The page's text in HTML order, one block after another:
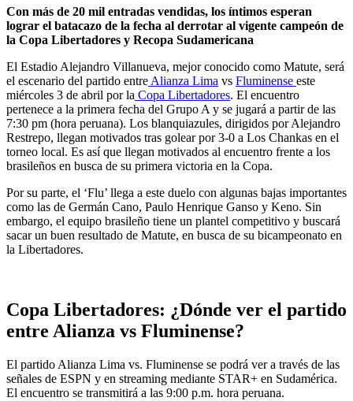
Con más de 20 mil entradas vendidas, los íntimos esperan
lograr el batacazo de la fecha al derrotar al vigente campeón de
la Copa Libertadores y Recopa Sudamericana
El Estadio Alejandro Villanueva, mejor conocido como Matute, será
el escenario del partido entre Alianza Lima vs Fluminense este
miércoles 3 de abril por la Copa Libertadores. El encuentro
pertenece a la primera fecha del Grupo A y se jugará a partir de las
7:30 pm (hora peruana). Los blanquiazules, dirigidos por Alejandro
Restrepo, llegan motivados tras golear por 3-0 a Los Chankas en el
torneo local. Es así que llegan motivados al encuentro frente a los
brasileños en busca de su primera victoria en la Copa.
Por su parte, el ‘Flu’ llega a este duelo con algunas bajas importantes
como las de Germán Cano, Paulo Henrique Ganso y Keno. Sin
embargo, el equipo brasileño tiene un plantel competitivo y buscará
sacar un buen resultado de Matute, en busca de su bicampeonato en
la Libertadores.
Copa Libertadores: ¿Dónde ver el partido
entre Alianza vs Fluminense?
El partido Alianza Lima vs. Fluminense se podrá ver a través de las
señales de ESPN y en streaming mediante STAR+ en Sudamérica.
El encuentro se transmitirá a las 9:00 p.m. hora peruana.